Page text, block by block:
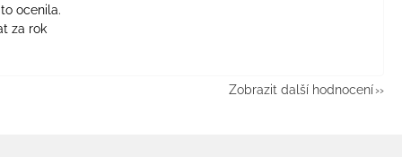
ocenila.
za rok
Zobrazit další hodnocení